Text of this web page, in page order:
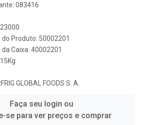
083416
Produto: 50002201
Caixa: 40002201
GLOBAL FOODS S. A.
Faça seu login ou
se para ver preços e comprar